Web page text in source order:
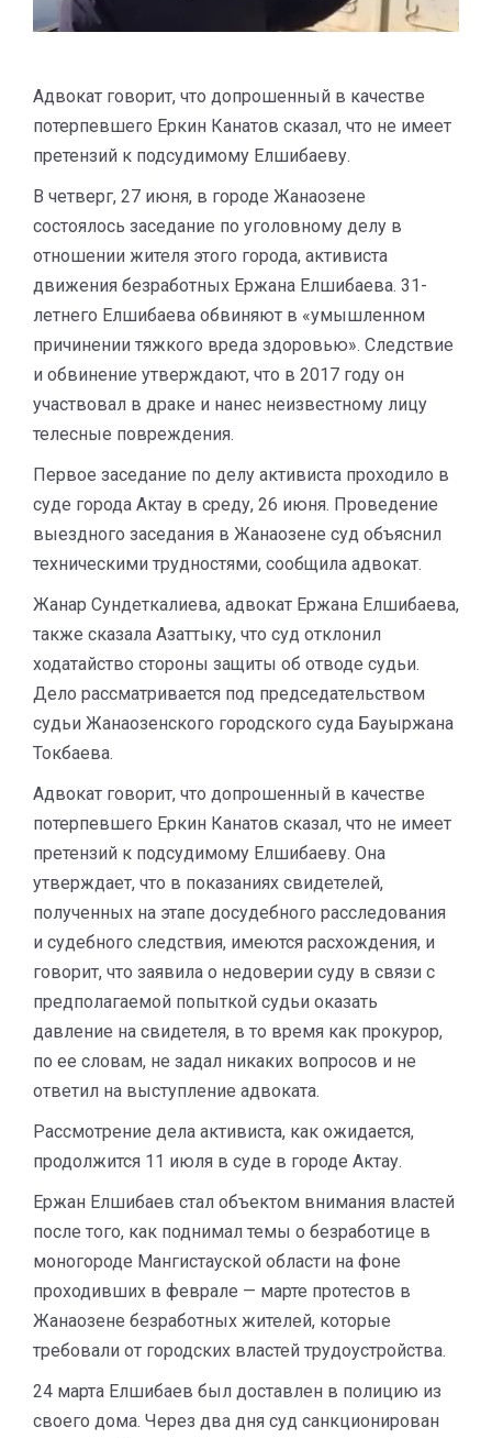
Адвокат говорит, что допрошенный в качестве
потерпевшего Еркин Канатов сказал, что не имеет
претензий к подсудимому Елшибаеву.
В четверг, 27 июня, в городе Жанаозене
состоялось заседание по уголовному делу в
отношении жителя этого города, активиста
движения безработных Ержана Елшибаева. 31-
летнего Елшибаева обвиняют в «умышленном
причинении тяжкого вреда здоровью». Следствие
и обвинение утверждают, что в 2017 году он
участвовал в драке и нанес неизвестному лицу
телесные повреждения.
Первое заседание по делу активиста проходило в
суде города Актау в среду, 26 июня. Проведение
выездного заседания в Жанаозене суд объяснил
техническими трудностями, сообщила адвокат.
Жанар Сундеткалиева, адвокат Ержана Елшибаева,
также сказала Азаттыку, что суд отклонил
ходатайство стороны защиты об отводе судьи.
Дело рассматривается под председательством
судьи Жанаозенского городского суда Бауыржана
Токбаева.
Адвокат говорит, что допрошенный в качестве
потерпевшего Еркин Канатов сказал, что не имеет
претензий к подсудимому Елшибаеву. Она
утверждает, что в показаниях свидетелей,
полученных на этапе досудебного расследования
и судебного следствия, имеются расхождения, и
говорит, что заявила о недоверии суду в связи с
предполагаемой попыткой судьи оказать
давление на свидетеля, в то время как прокурор,
по ее словам, не задал никаких вопросов и не
ответил на выступление адвоката.
Рассмотрение дела активиста, как ожидается,
продолжится 11 июля в суде в городе Актау.
Ержан Елшибаев стал объектом внимания властей
после того, как поднимал темы о безработице в
моногороде Мангистауской области на фоне
проходивших в феврале — марте протестов в
Жанаозене безработных жителей, которые
требовали от городских властей трудоустройства.
24 марта Елшибаев был доставлен в полицию из
своего дома. Через два дня суд санкционирован